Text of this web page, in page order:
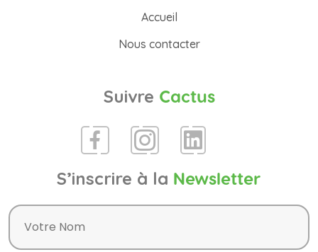
Accueil
Nous contacter
Suivre Cactus
S’inscrire à la Newsletter